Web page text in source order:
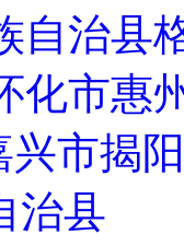
自治县
化市惠
兴市揭
治县